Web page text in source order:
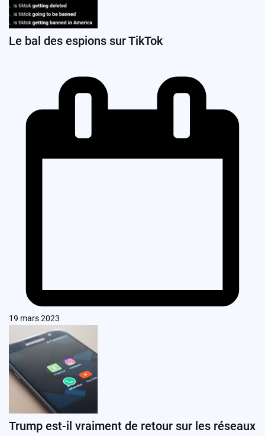
Le bal des espions sur TikTok
19 mars 2023
Trump est-il vraiment de retour sur les réseaux